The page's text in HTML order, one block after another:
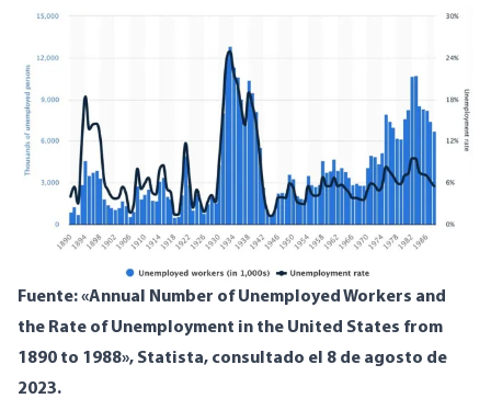
Image
Fuente: «Annual Number of Unemployed Workers and
the Rate of Unemployment in the United States from
1890 to 1988», Statista, consultado el 8 de agosto de
2023.